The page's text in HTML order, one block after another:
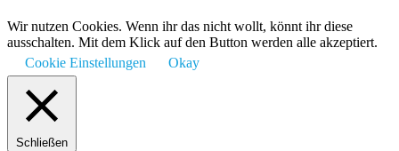
Wir nutzen Cookies. Wenn ihr das nicht wollt, könnt ihr diese
ausschalten. Mit dem Klick auf den Button werden alle akzeptiert.
Cookie Einstellungen
Okay
Schließen